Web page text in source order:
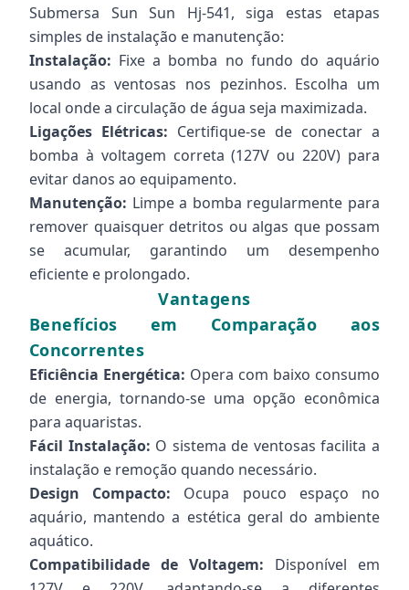
Submersa Sun Sun Hj-541, siga estas etapas
simples de instalação e manutenção:
Instalação: Fixe a bomba no fundo do aquário
usando as ventosas nos pezinhos. Escolha um
local onde a circulação de água seja maximizada.
Ligações Elétricas: Certifique-se de conectar a
bomba à voltagem correta (127V ou 220V) para
evitar danos ao equipamento.
Manutenção: Limpe a bomba regularmente para
remover quaisquer detritos ou algas que possam
se acumular, garantindo um desempenho
eficiente e prolongado.
Vantagens
Benefícios em Comparação aos
Concorrentes
Eficiência Energética: Opera com baixo consumo
de energia, tornando-se uma opção econômica
para aquaristas.
Fácil Instalação: O sistema de ventosas facilita a
instalação e remoção quando necessário.
Design Compacto: Ocupa pouco espaço no
aquário, mantendo a estética geral do ambiente
aquático.
Compatibilidade de Voltagem: Disponível em